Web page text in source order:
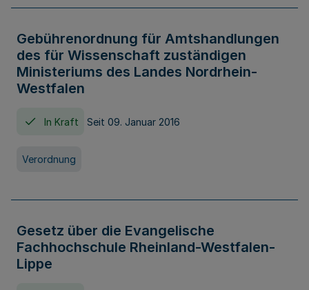
Gebührenordnung für Amtshandlungen
des für Wissenschaft zuständigen
Ministeriums des Landes Nordrhein-
Westfalen
In Kraft Seit 09. Januar 2016
Verordnung
Gesetz über die Evangelische
Fachhochschule Rheinland-Westfalen-
Lippe